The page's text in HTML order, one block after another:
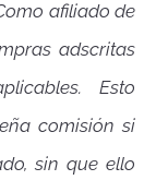
afiliado de
adscritas
Esto
comisión si
sin que ello